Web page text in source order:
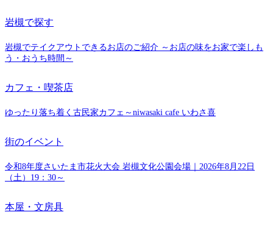
岩槻で探す
岩槻でテイクアウトできるお店のご紹介 ～お店の味をお家で楽しも
う・おうち時間～
カフェ・喫茶店
ゆったり落ち着く古民家カフェ～niwasaki cafe いわさ喜
街のイベント
令和8年度さいたま市花火大会 岩槻文化公園会場｜2026年8月22日
（土）19：30～
本屋・文房具